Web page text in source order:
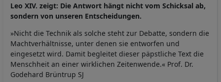
Leo XIV. zeigt: Die Antwort hängt nicht vom Schicksal ab,
sondern von unseren Entscheidungen.
»Nicht die Technik als solche steht zur Debatte, sondern die
Machtverhältnisse, unter denen sie entworfen und
eingesetzt wird. Damit begleitet dieser päpstliche Text die
Menschheit an einer wirklichen Zeitenwende.« Prof. Dr.
Godehard Brüntrup SJ